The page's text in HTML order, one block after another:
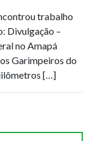
trabalho
Divulgação –
no Amapá
Garimpeiros do
[…]